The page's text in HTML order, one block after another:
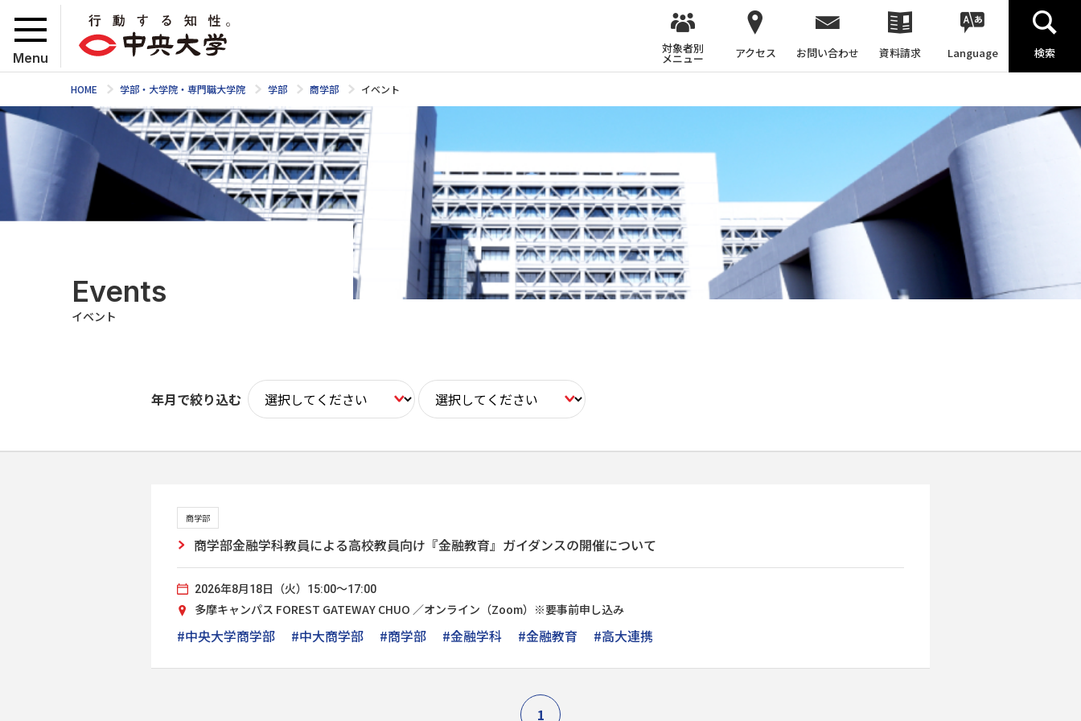
Menu
対象者別
メニュー アクセス お問い合わせ 資料請求 Language 検索
HOME 学部・大学院・専門職大学院 学部 商学部 イベント
Events
イベント
年月で絞り込む
商学部
商学部金融学科教員による高校教員向け『金融教育』ガイダンスの開催について
2026年8月18日（火）15:00～17:00
多摩キャンパス FOREST GATEWAY CHUO ／オンライン（Zoom）※要事前申し込み
#中央大学商学部 #中大商学部 #商学部 #金融学科 #金融教育 #高大連携
1